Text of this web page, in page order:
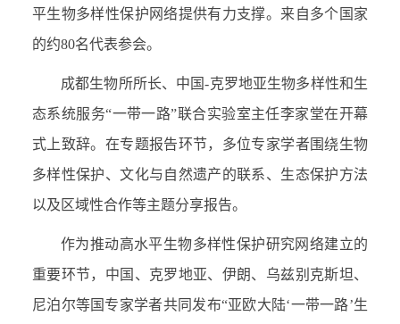
平生物多样性保护网络提供有力支撑。来自多个国家
的约80名代表参会。
成都生物所所长、中国-克罗地亚生物多样性和生
态系统服务“一带一路”联合实验室主任李家堂在开幕
式上致辞。在专题报告环节，多位专家学者围绕生物
多样性保护、文化与自然遗产的联系、生态保护方法
以及区域性合作等主题分享报告。
作为推动高水平生物多样性保护研究网络建立的
重要环节，中国、克罗地亚、伊朗、乌兹别克斯坦、
尼泊尔等国专家学者共同发布“亚欧大陆‘一带一路’生